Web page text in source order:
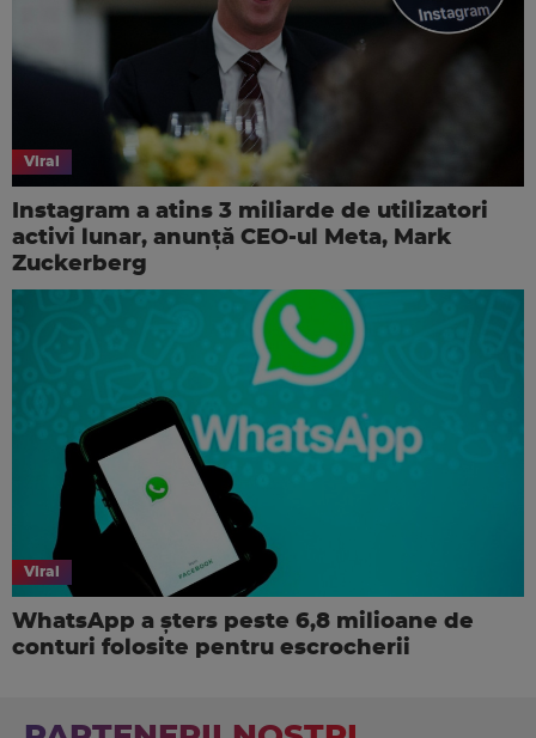
Viral
Instagram a atins 3 miliarde de utilizatori
activi lunar, anunţă CEO-ul Meta, Mark
Zuckerberg
Viral
WhatsApp a șters peste 6,8 milioane de
conturi folosite pentru escrocherii